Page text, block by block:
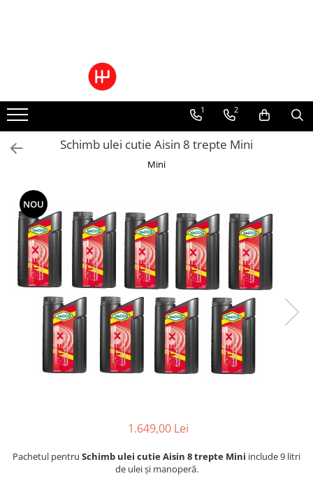
Pachete Cutie Automata
Pachete Cutie Manuala
Pachete Grup Diferential
Reparatii convertizoare de cuplu
Climatizare Auto
Piese cutii de viteze automata
Ulei cutie automata
Filtre cutii automate
1 2
Schimb ulei cutie Aisin 8 trepte Mini
Mini
NOU
1.649,00 Lei
Pachetul pentru Schimb ulei cutie Aisin 8 trepte Mini include 9 litri
de ulei și manoperă.